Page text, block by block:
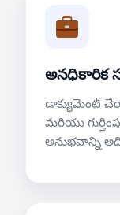
అనధికారిక
డాక్యుమెంట్
మరియు
అనుభవాన్ని